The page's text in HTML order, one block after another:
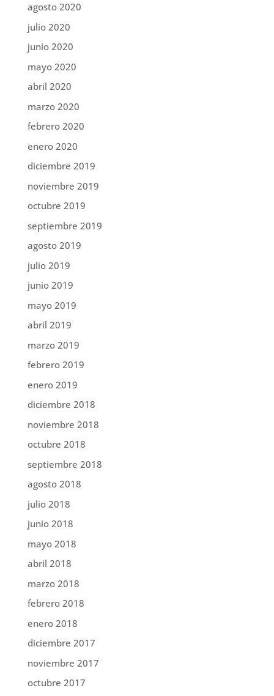
agosto 2020
julio 2020
junio 2020
mayo 2020
abril 2020
marzo 2020
febrero 2020
enero 2020
diciembre 2019
noviembre 2019
octubre 2019
septiembre 2019
agosto 2019
julio 2019
junio 2019
mayo 2019
abril 2019
marzo 2019
febrero 2019
enero 2019
diciembre 2018
noviembre 2018
octubre 2018
septiembre 2018
agosto 2018
julio 2018
junio 2018
mayo 2018
abril 2018
marzo 2018
febrero 2018
enero 2018
diciembre 2017
noviembre 2017
octubre 2017